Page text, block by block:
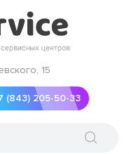
15
(843) 205-50-33